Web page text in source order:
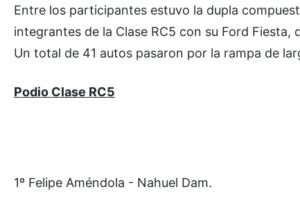
Entre los participantes estuvo la dupla
integrantes de la Clase RC5 con su Ford
Un total de 41 autos pasaron por la rampa de
Podio Clase RC5
1º Felipe Améndola - Nahuel Dam.